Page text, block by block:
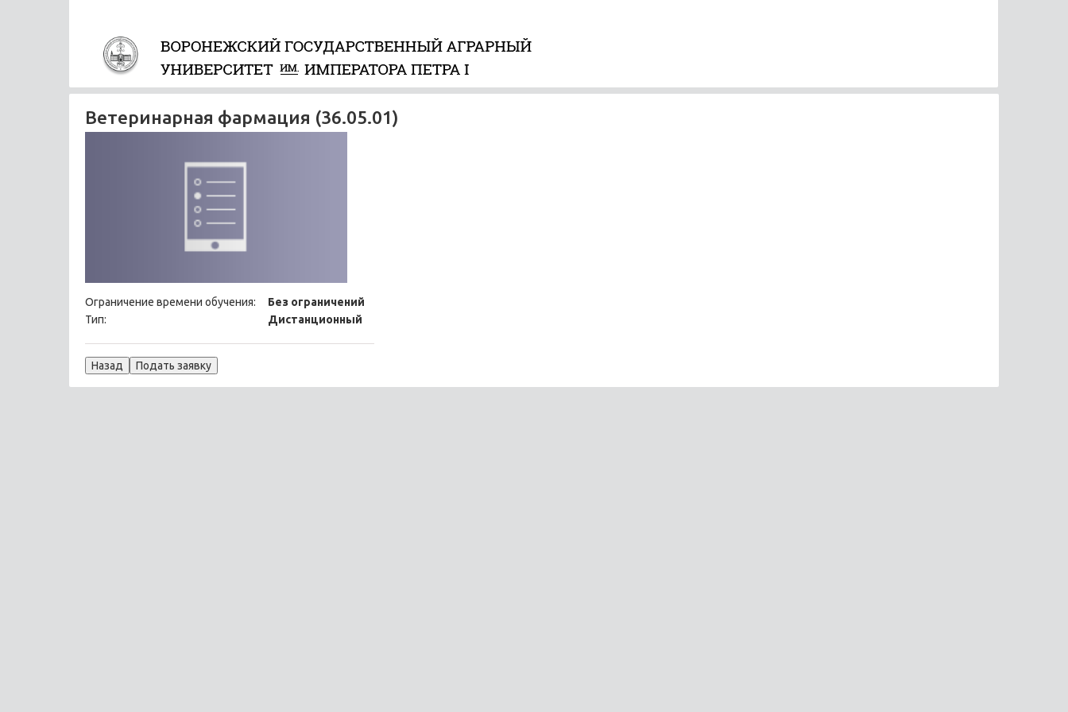
Ветеринарная фармация (36.05.01)
Ограничение времени обучения:
Без ограничений
Тип:
Дистанционный